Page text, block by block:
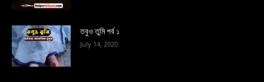
তবুও তুমি পর্ব ১
July 14, 2020